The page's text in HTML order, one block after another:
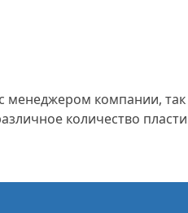
менеджером компании,
количество